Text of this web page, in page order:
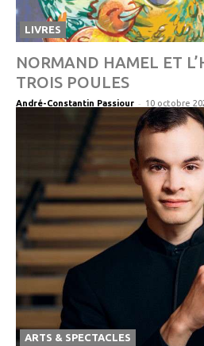
LIVRES
NORMAND HAMEL ET
TROIS POULES
André-Constantin Passiour - 10 octobre
ARTS & SPECTACLES